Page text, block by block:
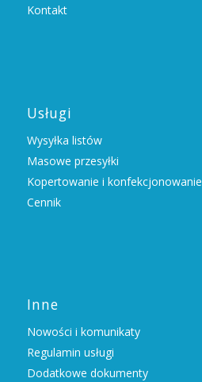
Kontakt
Usługi
Wysyłka listów
Masowe przesyłki
Kopertowanie i konfekcjonowanie
Cennik
Inne
Nowości i komunikaty
Regulamin usługi
Dodatkowe dokumenty